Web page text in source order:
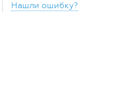
Нашли ошибку?